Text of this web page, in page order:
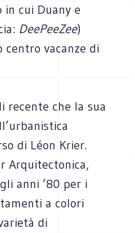
cui Duany e
DeePeeZee)
centro vacanze di
recente che la sua
di Léon Krier.
Arquitectonica,
anni ’80 per i
a colori
di